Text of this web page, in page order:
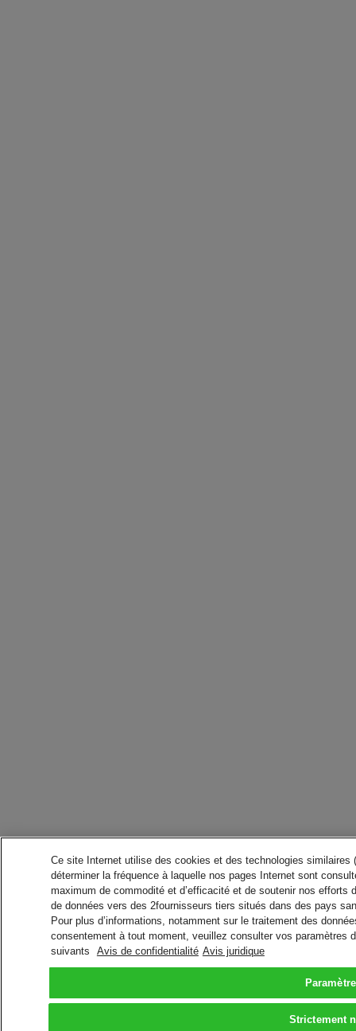
Ce site Internet utilise des cookies et des technologies
déterminer la fréquence à laquelle nos pages Internet sont
maximum de commodité et d’efficacité et de soutenir nos
de données vers des 2fournisseurs tiers situés dans des pays
Pour plus d’informations, notamment sur le traitement des
consentement à tout moment, veuillez consulter vos paramètres
suivants
Avis de confidentialité Avis juridique
Strictement